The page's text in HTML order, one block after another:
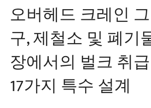
오버헤드 크레인
구, 제철소 및 폐기
장에서의 벌크 취
17가지 특수 설계